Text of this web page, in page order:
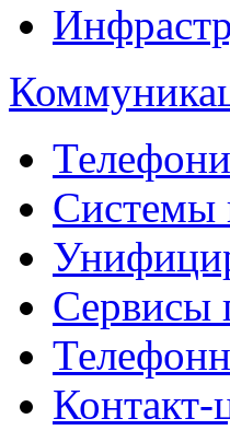
Системы
Сервисы
Контакт-